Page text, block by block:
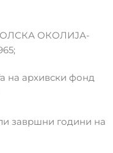
ОКОЛИЈА-
на архивски фонд
завршни години на